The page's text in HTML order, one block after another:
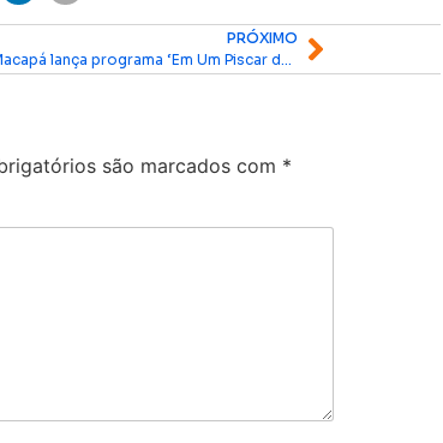
PRÓXIMO
Prefeito de Macapá lança programa ‘Em Um Piscar de Olhos’ para atendimento oftalmológico gratuito a estudantes
são marcados com *